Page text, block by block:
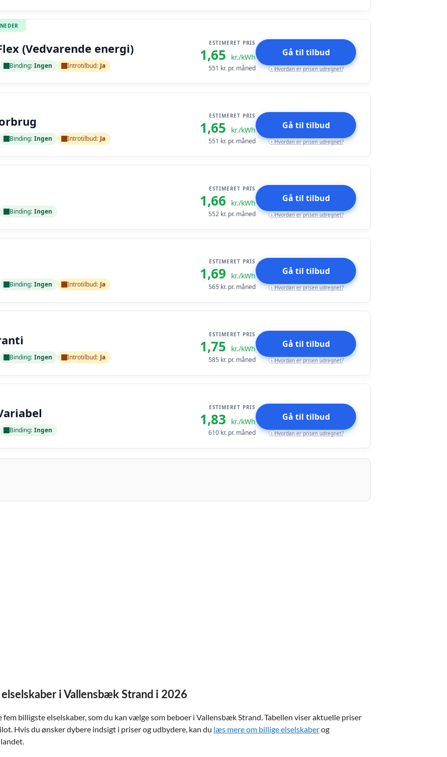
(Vedvarende energi)
Binding: Ingen Introtilbud: Ja
ESTIMERET PRIS
1,65 kr./kWh
551 kr. pr. måned
Gå til tilbud
i Hvordan er prisen udregnet?
Binding: Ingen Introtilbud: Ja
ESTIMERET PRIS
1,65 kr./kWh
551 kr. pr. måned
Gå til tilbud
i Hvordan er prisen udregnet?
Binding: Ingen
ESTIMERET PRIS
1,66 kr./kWh
552 kr. pr. måned
Gå til tilbud
i Hvordan er prisen udregnet?
Binding: Ingen Introtilbud: Ja
ESTIMERET PRIS
1,69 kr./kWh
565 kr. pr. måned
Gå til tilbud
i Hvordan er prisen udregnet?
Binding: Ingen Introtilbud: Ja
ESTIMERET PRIS
1,75 kr./kWh
585 kr. pr. måned
Gå til tilbud
i Hvordan er prisen udregnet?
Binding: Ingen
ESTIMERET PRIS
1,83 kr./kWh
610 kr. pr. måned
Gå til tilbud
i Hvordan er prisen udregnet?
i Vallensbæk Strand i 2026
billigste elselskaber, som du kan vælge som beboer i Vallensbæk Strand. Tabellen viser aktuelle priser
Hvis du ønsker dybere indsigt i priser og udbydere, kan du læs mere om billige elselskaberog